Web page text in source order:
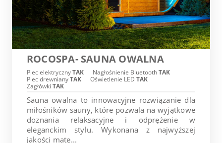
ROCOSPA- SAUNA OWALNA
Piec elektrycznyTAK Nagłośnienie BluetoothTAK
Piec drewnianyTAK Oświetlenie LED TAK
Zagłówki TAK
Sauna owalna to innowacyjne rozwiązanie dla
miłośników sauny, które pozwala na wyjątkowe
doznania relaksacyjne i odprężenie w
eleganckim stylu. Wykonana z najwyższej
jakości mate...